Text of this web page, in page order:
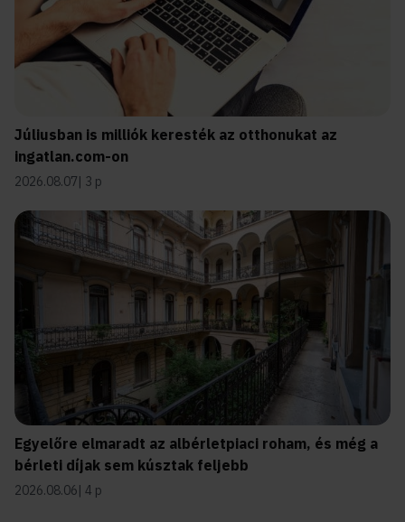
Júliusban is milliók keresték az otthonukat az
ingatlan.com-on
2026.08.07 3 p
Egyelőre elmaradt az albérletpiaci roham, és még a
bérleti díjak sem kúsztak feljebb
2026.08.06 4 p